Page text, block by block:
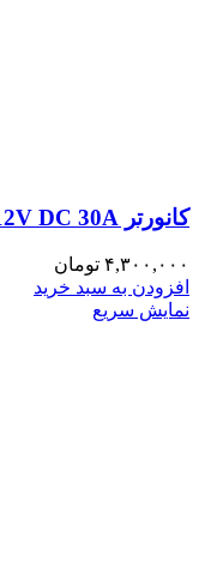
کانورتر 24V DC TO 12V DC 30A
۴,۳۰۰,۰۰۰ تومان
افزودن به سبد خرید
نمایش سریع